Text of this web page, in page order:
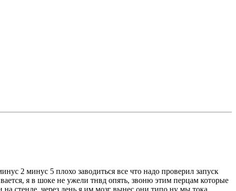
2 минус 5 плохо заводиться все что надо проверил запуск
я в шоке не ужели тнвд опять, звоню этим перцам которые